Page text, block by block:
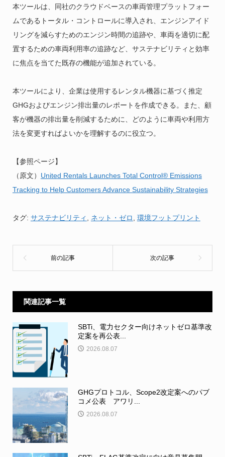
本ツールは、同社のクラウドベースの車両管理プラットフォー
ムであるトータル・コントロールに導入され、エンジンアイド
リングを減らすためのエンジン時間の追跡や、車両を適切に配
置するための車両利用率の追跡など、サステナビリティと効率
に焦点を当てた既存の機能が追加されている。
本ツールにより、企業は使用するレンタル機器に基づく推定
GHGおよびエンジン排出量のレポートを作成できる。また、顧
客が機器の排出量を削減するために、どのように車両や利用方
法を変更すればよいかを理解するのに役立つ。
【参照ページ】
（原文） United Rentals Launches Total Control® Emissions
Tracking to Help Customers Advance Sustainability Strategies
タグ: サステナビリティ , ネット・ゼロ, 環境フットプリント
関連記事一覧
SBTi、電力セクター向けネットゼロ基準改
定案を再公表...
2026.08.07
GHGプロトコル、Scope2改定案へのパブ
コメ公表 アワリ...
2026.08.07